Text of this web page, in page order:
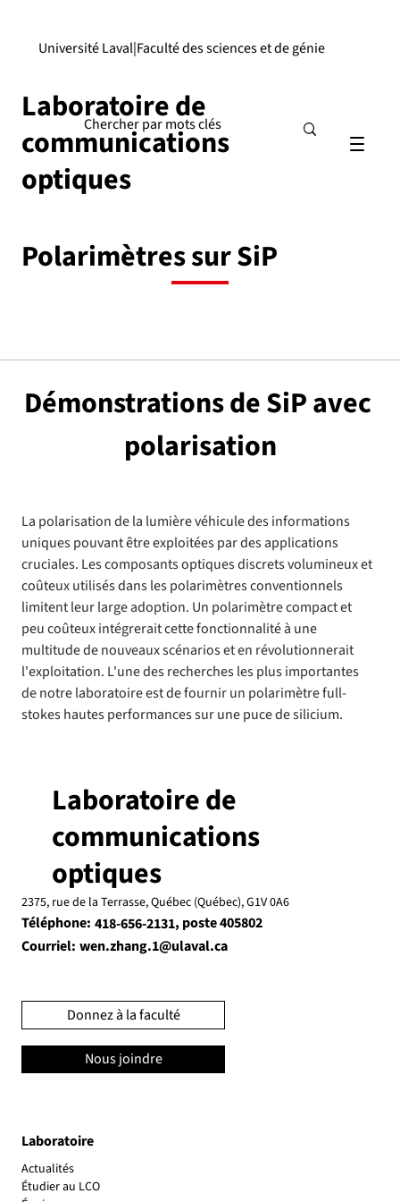
Laboratoire de
communications
optiques
|
Université Laval Faculté des sciences et de génie
Polarimètres sur SiP
Démonstrations de SiP avec
polarisation
La polarisation de la lumière véhicule des informations
uniques pouvant être exploitées par des applications
cruciales. Les composants optiques discrets volumineux et
coûteux utilisés dans les polarimètres conventionnels
limitent leur large adoption. Un polarimètre compact et
peu coûteux intégrerait cette fonctionnalité à une
multitude de nouveaux scénarios et en révolutionnerait
l'exploitation. L'une des recherches les plus importantes
de notre laboratoire est de fournir un polarimètre full-
stokes hautes performances sur une puce de silicium.
Laboratoire
Actualités
Étudier au LCO
Laboratoire de
communications
optiques
2375, rue de la Terrasse, Québec (Québec), G1V 0A6
Téléphone: 418-656-2131
Courriel: wen.zhang.1@ulaval.ca
, poste 405802
Donnez à la faculté
Nous joindre